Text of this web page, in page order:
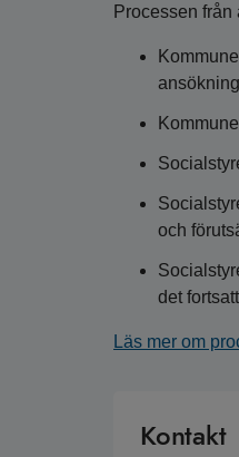
Processen
och
det
Läs mer om
Kontakt